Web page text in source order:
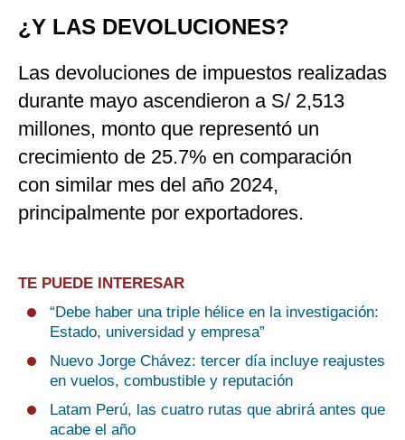
¿Y LAS DEVOLUCIONES?
Las devoluciones de impuestos realizadas
durante mayo ascendieron a S/ 2,513
millones, monto que representó un
crecimiento de 25.7% en comparación
con similar mes del año 2024,
principalmente por exportadores.
TE PUEDE INTERESAR
“Debe haber una triple hélice en la investigación:
Estado, universidad y empresa”
Nuevo Jorge Chávez: tercer día incluye reajustes
en vuelos, combustible y reputación
Latam Perú, las cuatro rutas que abrirá antes que
acabe el año